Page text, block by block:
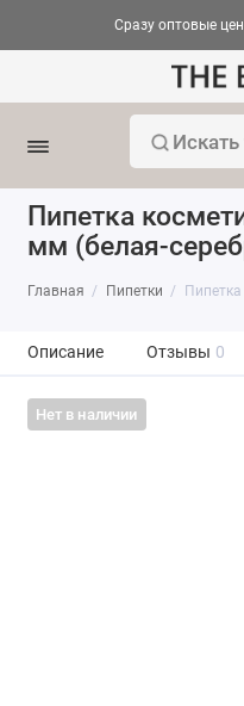
Сразу оптовые
Пипетка
мм (белая-
Главная Пипетки
Описание Отзывы 0
Нет в наличии